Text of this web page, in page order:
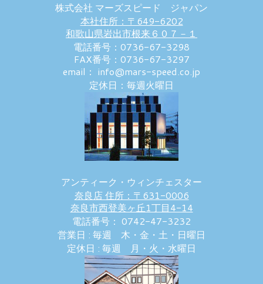
株式会社 マーズスピード ジャパン
本社住所：〒649-6202
和歌山県岩出市根来６０７－１
電話番号：0736-67-3298
FAX番号：0736-67-3297
email： info@mars-speed.co.jp
定休日：毎週火曜日
アンティーク・ウィンチェスター
奈良店 住所：〒631-0006
奈良市西登美ヶ丘1丁目4-14
電話番号： 0742-47-3232
営業日 : 毎週 木・金・土・日曜日
定休日 : 毎週 月・火・水曜日